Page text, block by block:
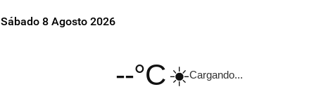
Sábado 8 Agosto 2026
--°C☀️Cargando...